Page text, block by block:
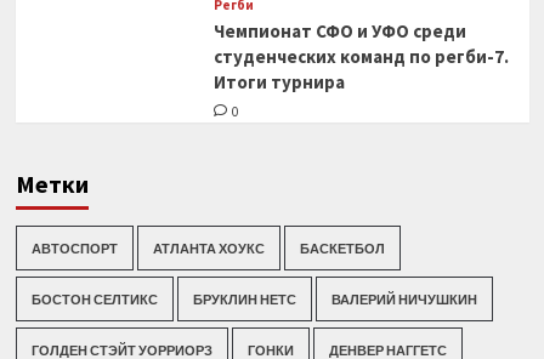
Регби
Чемпионат СФО и УФО среди
студенческих команд по регби-7.
Итоги турнира
0
Метки
АВТОСПОРТ АТЛАНТА ХОУКС БАСКЕТБОЛ
БОСТОН СЕЛТИКС БРУКЛИН НЕТС ВАЛЕРИЙ НИЧУШКИН
ГОЛДЕН СТЭЙТ УОРРИОРЗ ГОНКИ ДЕНВЕР НАГГЕТС